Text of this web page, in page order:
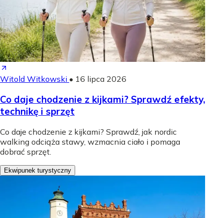
Witold Witkowski • 16 lipca 2026
Co daje chodzenie z kijkami? Sprawdź efekty,
technikę i sprzęt
Co daje chodzenie z kijkami? Sprawdź, jak nordic
walking odciąża stawy, wzmacnia ciało i pomaga
dobrać sprzęt.
Ekwipunek turystyczny